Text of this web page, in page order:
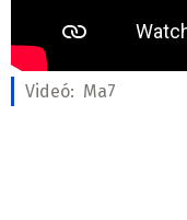
Videó: Ma7